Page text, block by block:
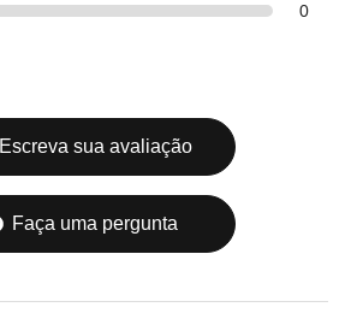
0
Escreva sua avaliação
Faça uma pergunta